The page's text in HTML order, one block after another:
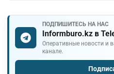
ПОДПИШИТЕСЬ НА НАС
Informburo.kz в
Оперативные новости и
канале.